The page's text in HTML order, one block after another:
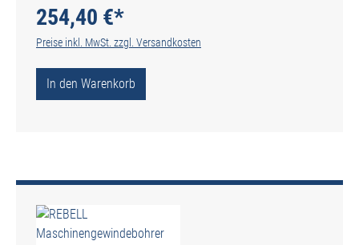
254,40 €*
Preise inkl. MwSt. zzgl. Versandkosten
In den Warenkorb